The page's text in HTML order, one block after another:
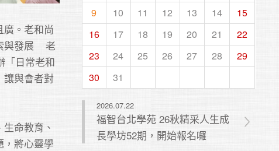
。老和尚
與發展    老
「日常老和
讓與會者對
命教育、
將心靈學
9
10 11 12 13 14
15
16
17 18 19 20 21
22
23
24 25 26 27 28
29
30
31
2026.07.22
福智台北學苑 26秋精采人生成
長學坊52期，開始報名囉